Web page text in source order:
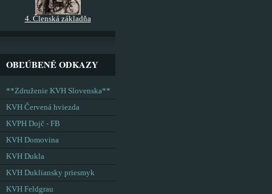
4. Členská základňa
OBĽÚBENÉ ODKAZY
**Združenie KVH Slovenska**
KVH Červená hviezda
KVPH Dojč - FB
KVH Domovina
KVH Dukla
KVH Dukliansky priesmyk
KVH Feldgrau